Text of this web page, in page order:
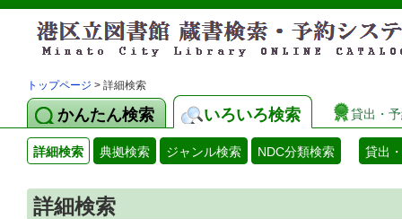
トップページ > 詳細検索
かんたん検索 いろいろ検索 貸出・
詳細検索 典拠検索 ジャンル検索 NDC分類検索 貸出
詳細検索